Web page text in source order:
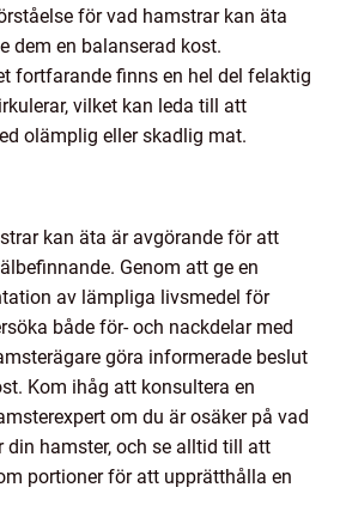
för vad hamstrar kan äta
dem en balanserad kost.
fortfarande finns en hel del felaktig
vilket kan leda till att
olämplig eller skadlig mat.
kan äta är avgörande för att
Genom att ge en
av lämpliga livsmedel för
både för- och nackdelar med
göra informerade beslut
Kom ihåg att konsultera en
om du är osäker på vad
hamster, och se alltid till att
portioner för att upprätthålla en